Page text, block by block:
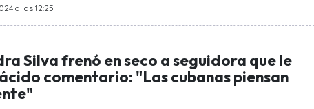
a las 12:25
Silva frenó en seco a seguidora que le
comentario: "Las cubanas piensan